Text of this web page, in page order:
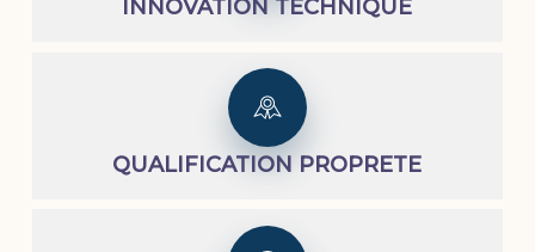
INNOVATION TECHNIQUE
QUALIFICATION PROPRETE